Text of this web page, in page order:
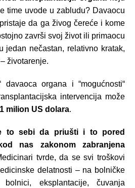
time uvode u zabludu? Davaocu
da ga živog čereće i kome
završi svoj život ili primaocu
jedan nečastan, relativno kratak,
životarenje.
davaoca organa i “mogućnosti“
intervencija može
1 milion US dolara.
to sebi da priušti i to pored
nas zakonom zabranjena
tvrde, da se svi troškovi
delatnosti – na bolničke
eksplantacije, čuvanja